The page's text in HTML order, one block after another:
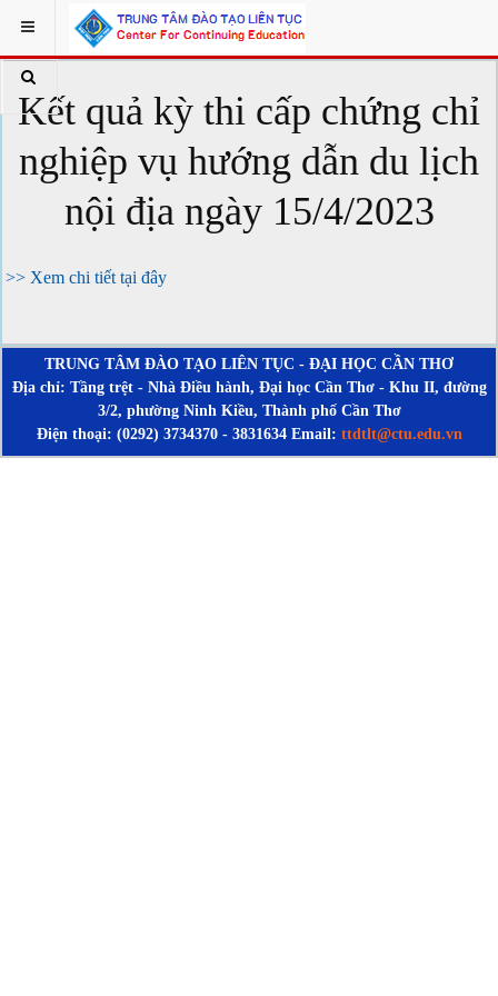
Kết quả kỳ thi cấp chứng chỉ
nghiệp vụ hướng dẫn du lịch
nội địa ngày 15/4/2023
>> Xem chi tiết tại đây
TRUNG TÂM ĐÀO TẠO LIÊN TỤC - ĐẠI HỌC CẦN THƠ
Địa chỉ: Tầng trệt - Nhà Điều hành, Đại học Cần Thơ - Khu II, đường
3/2, phường Ninh Kiều, Thành phố Cần Thơ
Điện thoại: (0292) 3734370 - 3831634 Email: ttdtlt@ctu.edu.vn